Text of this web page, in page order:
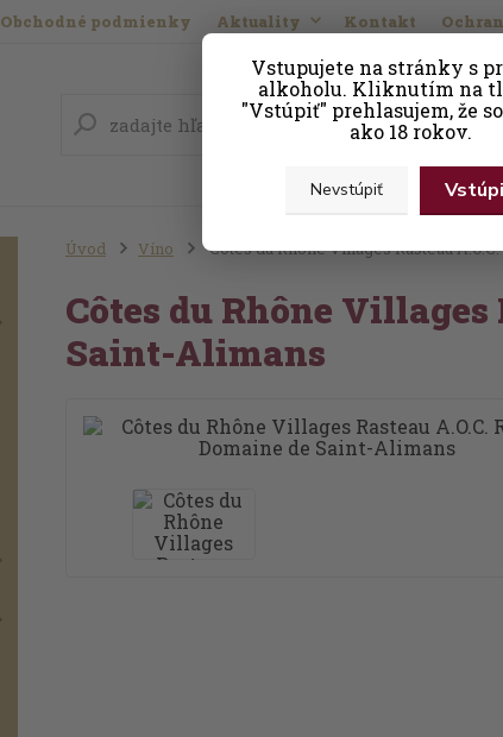
Vstupujete na stránky s
alkoholu. Kliknutím na
"Vstúpiť" prehlasujem, že
ako 18 rokov.
Nevstúpiť
Obchodné podmienky Aktuality Kontakt
Hľadať
Úvod Víno Côtes du Rhône Villages Rasteau
Côtes du Rhône Villages
Saint-Alimans